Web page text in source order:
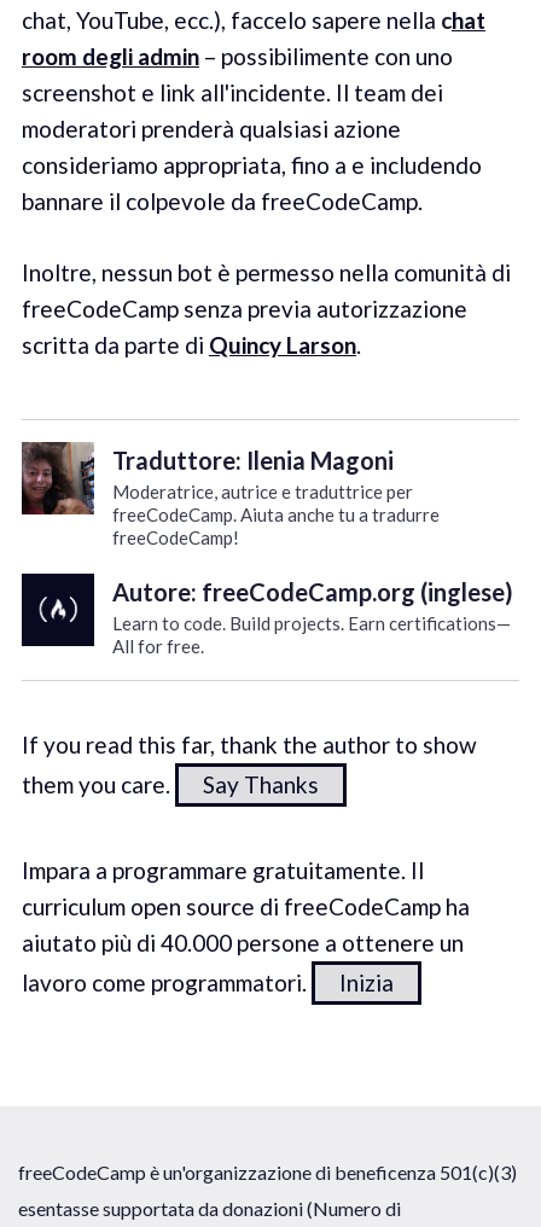
chat, YouTube, ecc.), faccelo sapere nella chat
room degli admin– possibilimente con uno
screenshot e link all'incidente. Il team dei
moderatori prenderà qualsiasi azione
consideriamo appropriata, fino a e includendo
bannare il colpevole da freeCodeCamp.
Inoltre, nessun bot è permesso nella comunità di
freeCodeCamp senza previa autorizzazione
scritta da parte di Quincy Larson.
Traduttore: Ilenia Magoni
Moderatrice, autrice e traduttrice per
freeCodeCamp. Aiuta anche tu a tradurre
freeCodeCamp!
Autore: freeCodeCamp.org (inglese)
Learn to code. Build projects. Earn certifications—
All for free.
If you read this far, thank the author to show
them you care.
Say Thanks
Impara a programmare gratuitamente. Il
curriculum open source di freeCodeCamp ha
aiutato più di 40.000 persone a ottenere un
lavoro come programmatori.
Inizia
freeCodeCamp è un'organizzazione di beneficenza 501(c)(3)
esentasse supportata da donazioni (Numero di